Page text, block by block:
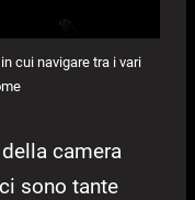
cui navigare tra i vari
camera
sono tante